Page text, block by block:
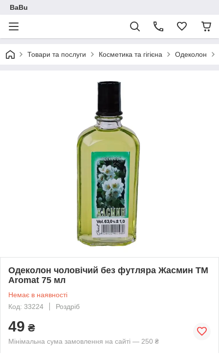
BaBu
Товари та послуги Косметика та гігієна Одеколон
Одеколон чоловічий без футляра Жасмин ТМ
Aromat 75 мл
Немає в наявності
Код: 33224
Роздріб
49 ₴
Мінімальна сума замовлення на сайті — 250 ₴